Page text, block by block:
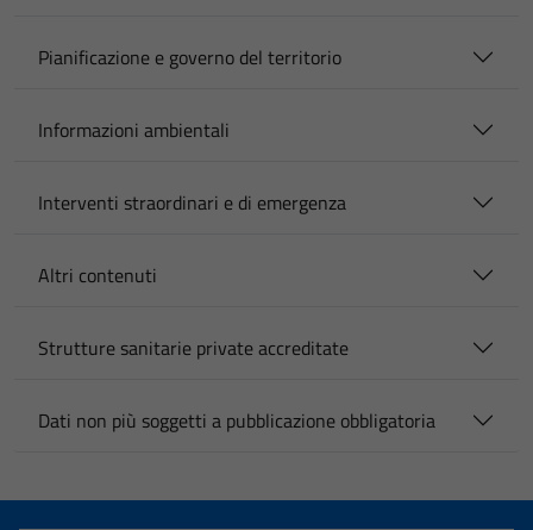
Pianificazione e governo del territorio
Informazioni ambientali
Interventi straordinari e di emergenza
Altri contenuti
Strutture sanitarie private accreditate
Dati non più soggetti a pubblicazione obbligatoria